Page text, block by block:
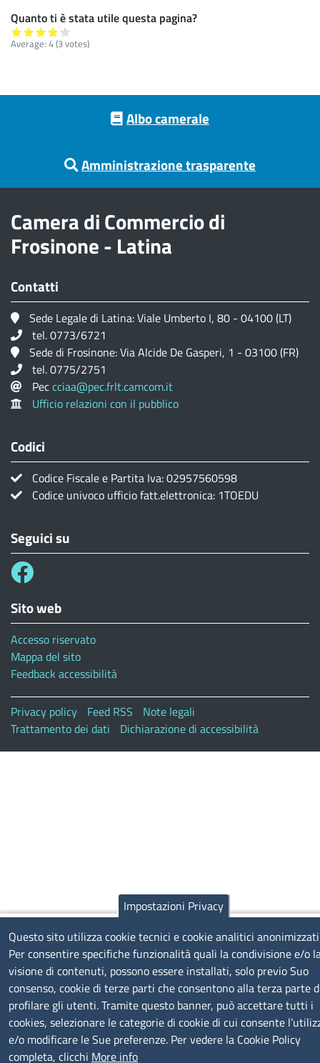
Quanto ti è stata utile questa pagina?
Average: 4(3votes)
Albo camerale
Amministrazione trasparente
Camera di Commercio di
Frosinone - Latina
Contatti
Sede Legale di Latina: Viale Umberto I, 80 - 04100 (LT)
tel. 0773/6721
Sede di Frosinone: Via Alcide De Gasperi, 1 - 03100 (FR)
tel. 0775/2751
Peccciaa@pec.frlt.camcom.it
Ufficio relazioni con il pubblico
Codici
Codice Fiscale e Partita Iva: 02957560598
Codice univoco ufficio fatt.elettronica: 1TOEDU
Seguici su
Sito web
Accesso riservato
Mappa del sito
Feedback accessibilità
Menù privacy
Privacy policy Feed RSS
Note legali
Trattamento dei dati
Dichiarazione di accessibilità
Impostazioni Privacy
Questo sito utilizza cookie tecnici e cookie analitici
Per consentire specifiche funzionalità quali la condivisione e/o
visione di contenuti, possono essere installati, solo previo Suo
consenso, cookie di terze parti che consentono alla terza parte
profilare gli utenti. Tramite questo banner, può accettare tutti i
cookies, selezionare le categorie di cookie di cui consente
e/o modificare le Sue preferenze. Per vedere la Cookie Policy
completa, clicchi More info